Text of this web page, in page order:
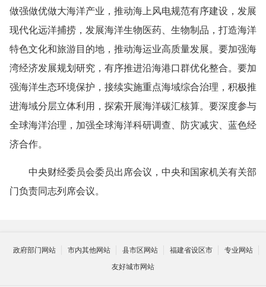
做强做优做大海洋产业，推动海上风电规范有序建设，发展
现代化远洋捕捞，发展海洋生物医药、生物制品，打造海洋
特色文化和旅游目的地，推动海运业高质量发展。要加强海
湾经济发展规划研究，有序推进沿海港口群优化整合。要加
强海洋生态环境保护，接续实施重点海域综合治理，积极推
进海域分层立体利用，探索开展海洋碳汇核算。要深度参与
全球海洋治理，加强全球海洋科研调查、防灾减灾、蓝色经
济合作。
中央财经委员会委员出席会议，中央和国家机关有关部
门负责同志列席会议。
政府部门网站 市内其他网站 县市区网站 福建省设区市
专业网站
友好城市网站